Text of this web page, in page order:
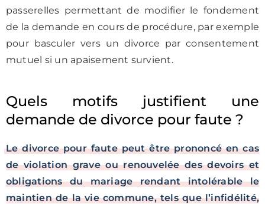
passerelles permettant de modifier le fondement
de la demande en cours de procédure, par exemple
pour basculer vers un divorce par consentement
mutuel si un apaisement survient.
Quels motifs justifient une
demande de divorce pour faute ?
Le divorce pour faute peut être prononcé en cas
de violation grave ou renouvelée des devoirs et
obligations du mariage rendant intolérable le
maintien de la vie commune, tels que l’infidélité,